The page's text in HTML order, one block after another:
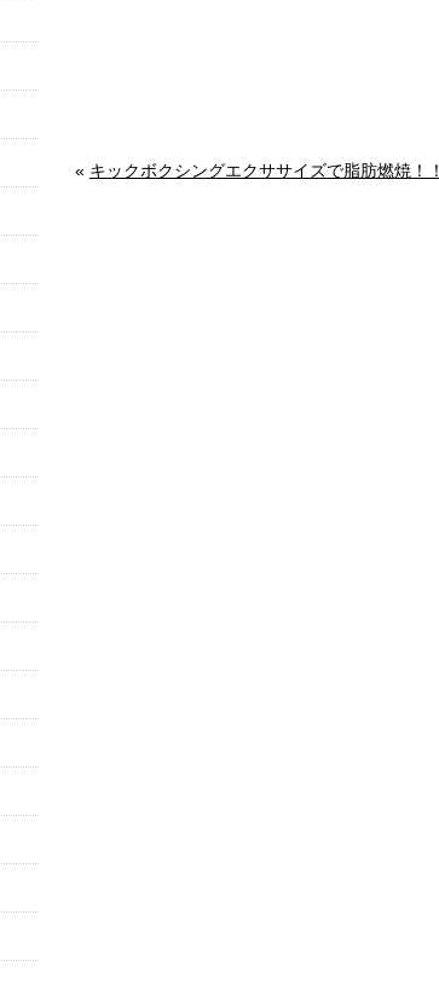
« キックボクシングエクササイズで脂肪燃焼！！